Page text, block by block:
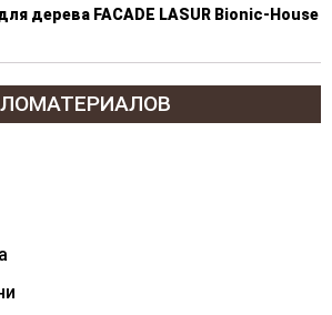
дерева FACADE LASUR Bionic-House